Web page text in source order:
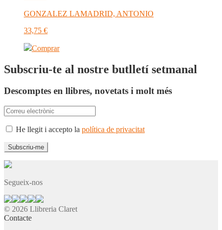
GONZALEZ LAMADRID, ANTONIO
33,75 €
Comprar
Subscriu-te al nostre butlletí setmanal
Descomptes en llibres, novetats i molt més
He llegit i accepto la política de privacitat
Segueix-nos
© 2026 Llibreria Claret
Contacte